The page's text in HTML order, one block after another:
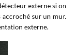
externe si on
accroché sur un mur.
externe.